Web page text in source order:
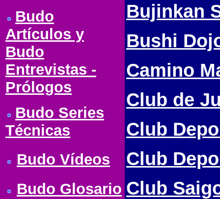
Budo
Artículos y
Budo
Entrevistas -
Prólogos
Budo Series
Técnicas
Budo Vídeos
Budo Glosario
Bujinkan
Bushi
Camino
Club de
Club
Club
Club